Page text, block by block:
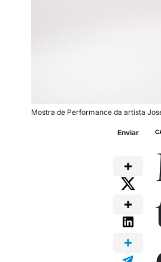
Mostra de Performance da artista
Enviar